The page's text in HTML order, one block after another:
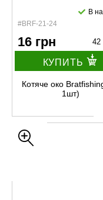
#BRF-21-24
В
16 грн 42
КУПИТЬ
Котяче око
1шт)